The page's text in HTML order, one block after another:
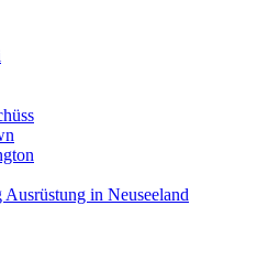
in Neuseeland